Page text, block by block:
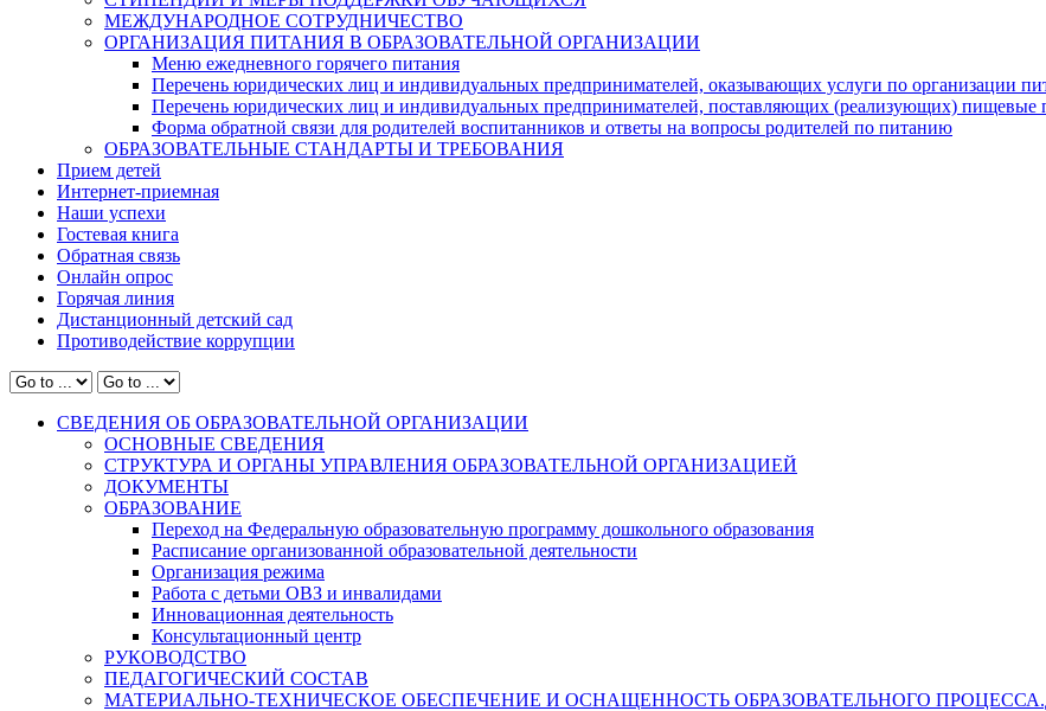
МЕЖДУНАРОДНОЕ СОТРУДНИЧЕСТВО
ОРГАНИЗАЦИЯ ПИТАНИЯ В ОБРАЗОВАТЕЛЬНОЙ ОРГАНИЗАЦИИ
Меню ежедневного горячего питания
Перечень юридических лиц и индивидуальных предпринимателей, оказывающих услуги по организации
Перечень юридических лиц и индивидуальных предпринимателей, поставляющих (реализующих)
Форма обратной связи для родителей воспитанников и ответы на вопросы родителей по питанию
ОБРАЗОВАТЕЛЬНЫЕ СТАНДАРТЫ И ТРЕБОВАНИЯ
Прием детей
Интернет-приемная
Наши успехи
Гостевая книга
Обратная связь
Онлайн опрос
Горячая линия
Дистанционный детский сад
Противодействие коррупции
СВЕДЕНИЯ ОБ ОБРАЗОВАТЕЛЬНОЙ ОРГАНИЗАЦИИ
ОСНОВНЫЕ СВЕДЕНИЯ
СТРУКТУРА И ОРГАНЫ УПРАВЛЕНИЯ ОБРАЗОВАТЕЛЬНОЙ ОРГАНИЗАЦИЕЙ
ДОКУМЕНТЫ
ОБРАЗОВАНИЕ
Переход на Федеральную образовательную программу дошкольного образования
Расписание организованной образовательной деятельности
Организация режима
Работа с детьми ОВЗ и инвалидами
Инновационная деятельность
Консультационный центр
РУКОВОДСТВО
ПЕДАГОГИЧЕСКИЙ СОСТАВ
МАТЕРИАЛЬНО-ТЕХНИЧЕСКОЕ ОБЕСПЕЧЕНИЕ И ОСНАЩЕННОСТЬ ОБРАЗОВАТЕЛЬНОГО